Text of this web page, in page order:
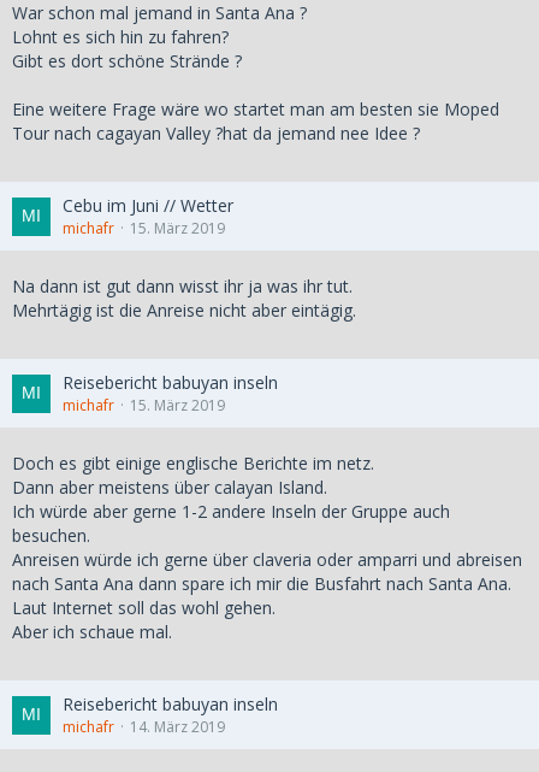
War schon mal jemand in Santa Ana ?
Lohnt es sich hin zu fahren?
Gibt es dort schöne Strände ?
Eine weitere Frage wäre wo startet man am besten sie Moped
Tour nach cagayan Valley ?hat da jemand nee Idee ?
Cebu im Juni // Wetter
michafr 15. März 2019
Na dann ist gut dann wisst ihr ja was ihr tut.
Mehrtägig ist die Anreise nicht aber eintägig.
Reisebericht babuyan inseln
michafr 15. März 2019
Doch es gibt einige englische Berichte im netz.
Dann aber meistens über calayan Island.
Ich würde aber gerne 1-2 andere Inseln der Gruppe auch
besuchen.
Anreisen würde ich gerne über claveria oder amparri und abreisen
nach Santa Ana dann spare ich mir die Busfahrt nach Santa Ana.
Laut Internet soll das wohl gehen.
Aber ich schaue mal.
Reisebericht babuyan inseln
michafr 14. März 2019